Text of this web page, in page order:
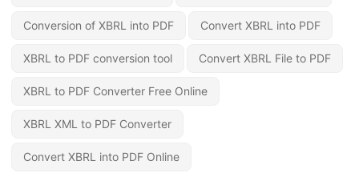
Conversion of XBRL into PDF Convert XBRL into PDF
XBRL to PDF conversion tool Convert XBRL File to PDF
XBRL to PDF Converter Free Online
XBRL XML to PDF Converter
Convert XBRL into PDF Online